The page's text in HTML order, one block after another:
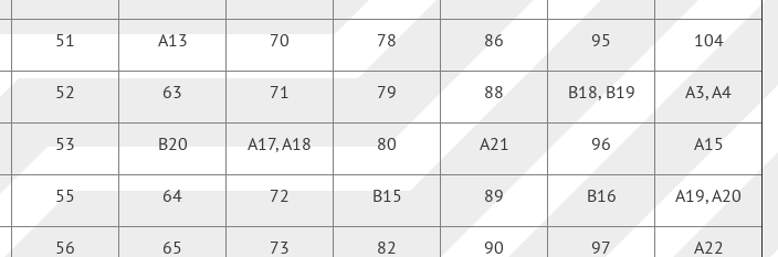
51 А13 70 78 86 95 104
52 63 71 79 88 В18, В19 А3, А4
53 В20 А17, А18 80 А21 96 А15
55 64 72 В15 89 В16 А19, А20
56 65 73 82 90 97 А22